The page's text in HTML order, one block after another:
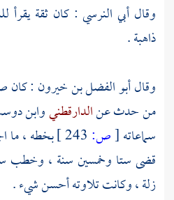
وقال أبي النرسي : كان ثقة يقرأ
ذاهبة .
وقالأبو الفضل بن خيرون : كان
من حدث عنالدارقطنيوابن
سماعاته[ص:
بخطه ، ما
قضى ستا وخمسين سنة ، وخطب
زلة ، وكانت تلاوته أحسن شيء .